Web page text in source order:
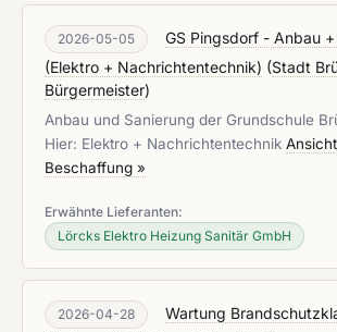
2026-05-05
GS Pingsdorf - Anbau
(Elektro + Nachrichtentechnik) (Stadt
Bürgermeister)
Anbau und Sanierung der Grundschule
Hier: Elektro + Nachrichtentechnik
Beschaffung »
Erwähnte Lieferanten:
Lörcks Elektro Heizung Sanitär GmbH
2026-04-28
Wartung